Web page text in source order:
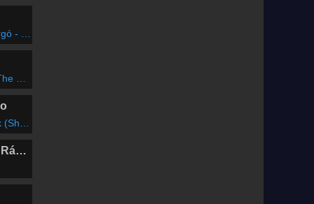
Lé
Marosvásárhelyi Rádió